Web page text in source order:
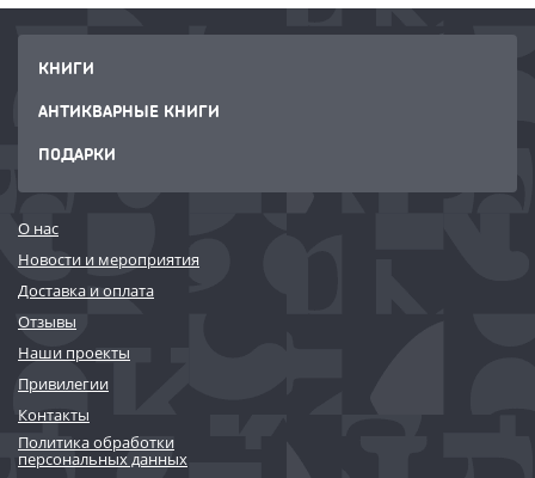
КНИГИ
АНТИКВАРНЫЕ КНИГИ
ПОДАРКИ
О нас
Новости и мероприятия
Доставка и оплата
Отзывы
Наши проекты
Привилегии
Контакты
Политика обработки
персональных данных